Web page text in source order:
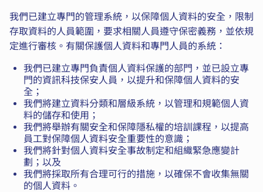
我們已建立專門的管理系統，以保障個人資料的安全，限制
存取資料的人員範圍，要求相關人員遵守保密義務，並依規
定進行審核。有關保護個人資料和專門人員的系統：
我們已建立專門負責個人資料保護的部門，並已設立專
門的資訊科技保安人員，以提升和保障個人資料的安
全；
我們將建立資料分類和層級系統，以管理和規範個人資
料的儲存和使用；
我們將舉辦有關安全和保障隱私權的培訓課程，以提高
員工對保障個人資料安全重要性的意識；
我們將針對個人資料安全事故制定和組織緊急應變計
劃；以及
我們將採取所有合理可行的措施，以確保不會收集無關
的個人資料。